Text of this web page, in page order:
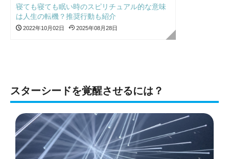
寝ても寝ても眠い時のスピリチュアル的な意味
は人生の転機？推奨行動も紹介
2022年10月02日 2025年08月28日
スターシードを覚醒させるには？